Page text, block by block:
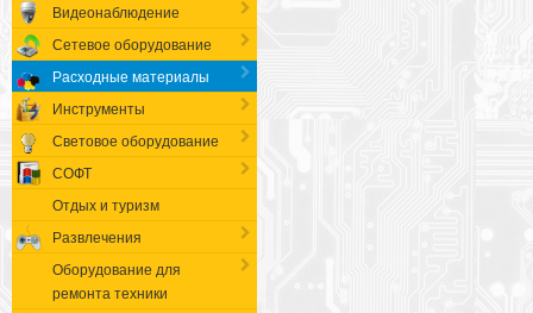
Видеонаблюдение
Сетевое оборудование
Расходные материалы
Инструменты
Световое оборудование
СОФТ
Отдых и туризм
Развлечения
Оборудование для
ремонта техники